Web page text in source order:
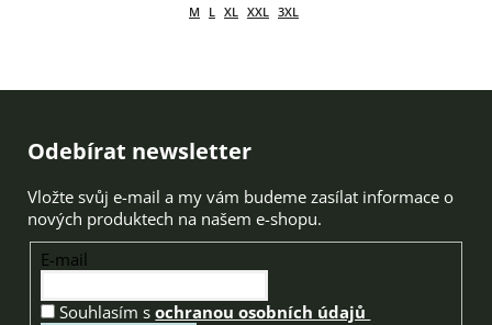
M L XL XXL 3XL
Zápatí
Odebírat newsletter
Vložte svůj e-mail a my vám budeme zasílat informace o
nových produktech na našem e-shopu.
E-mail
Souhlasím sochranou osobních údajů